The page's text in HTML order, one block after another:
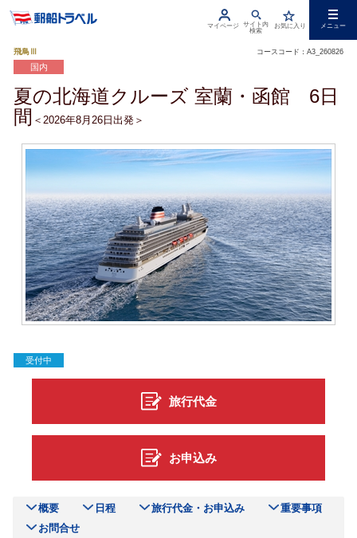
お気に入り
サイト内
検索
マイページ メニュー
飛鳥Ⅲ コースコード：A3_260826
国内
夏の北海道クルーズ 室蘭・函館 6日
間 ＜2026年8月26日出発＞
受付中
旅行代金
お申込み
概要 日程 旅行代金・お申込み
重要事項
お問合せ